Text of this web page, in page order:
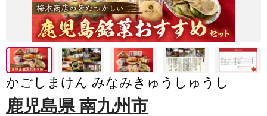
かごしまけん みなみきゅうしゅうし
鹿児島県 南九州市